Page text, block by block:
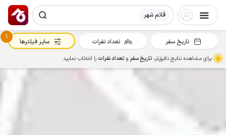
قائم شهر
تاریخ سفر تعداد نفرات
1
سایر فیلترها
برای مشاهده نتایج دقیق‌تر، تاریخ سفرو تعداد نفراترا انتخاب نمایید